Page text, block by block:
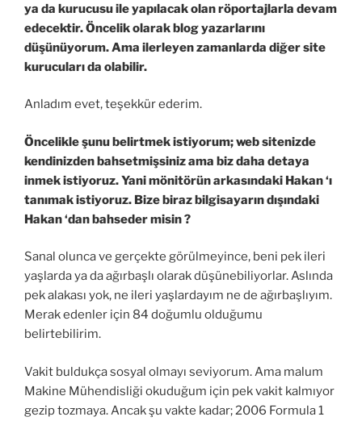
ya da kurucusu ile yapılacak olan röportajlarla devam
edecektir. Öncelik olarak blog yazarlarını
düşünüyorum. Ama ilerleyen zamanlarda diğer site
kurucuları da olabilir.
Anladım evet, teşekkür ederim.
Öncelikle şunu belirtmek istiyorum; web sitenizde
kendinizden bahsetmişsiniz ama biz daha detaya
inmek istiyoruz. Yani mönitörün arkasındaki Hakan ‘ı
tanımak istiyoruz. Bize biraz bilgisayarın dışındaki
Hakan ‘dan bahseder misin ?
Sanal olunca ve gerçekte görülmeyince, beni pek ileri
yaşlarda ya da ağırbaşlı olarak düşünebiliyorlar. Aslında
pek alakası yok, ne ileri yaşlardayım ne de ağırbaşlıyım.
Merak edenler için 84 doğumlu olduğumu
belirtebilirim.
Vakit buldukça sosyal olmayı seviyorum. Ama malum
Makine Mühendisliği okuduğum için pek vakit kalmıyor
gezip tozmaya. Ancak şu vakte kadar; 2006 Formula 1